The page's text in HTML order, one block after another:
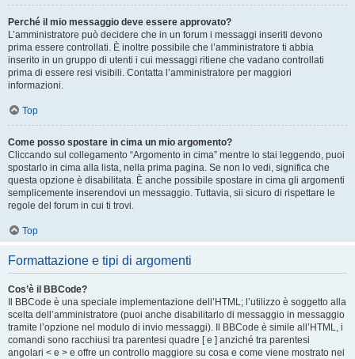
Perché il mio messaggio deve essere approvato?
L’amministratore può decidere che in un forum i messaggi inseriti devono
prima essere controllati. È inoltre possibile che l’amministratore ti abbia
inserito in un gruppo di utenti i cui messaggi ritiene che vadano controllati
prima di essere resi visibili. Contatta l’amministratore per maggiori
informazioni.
Top
Come posso spostare in cima un mio argomento?
Cliccando sul collegamento “Argomento in cima” mentre lo stai leggendo, puoi
spostarlo in cima alla lista, nella prima pagina. Se non lo vedi, significa che
questa opzione è disabilitata. È anche possibile spostare in cima gli argomenti
semplicemente inserendovi un messaggio. Tuttavia, sii sicuro di rispettare le
regole del forum in cui ti trovi.
Top
Formattazione e tipi di argomenti
Cos’è il BBCode?
Il BBCode è una speciale implementazione dell’HTML; l’utilizzo è soggetto alla
scelta dell’amministratore (puoi anche disabilitarlo di messaggio in messaggio
tramite l’opzione nel modulo di invio messaggi). Il BBCode è simile all’HTML, i
comandi sono racchiusi tra parentesi quadre [ e ] anziché tra parentesi
angolari < e > e offre un controllo maggiore su cosa e come viene mostrato nei